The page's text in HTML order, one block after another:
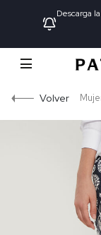
Descarga
Volver